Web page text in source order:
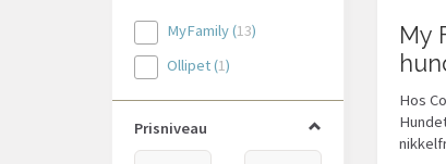
MyFamily(13)
Ollipet(1)
Prisniveau
My
Hos